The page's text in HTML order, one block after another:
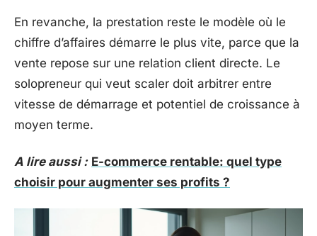
En revanche, la prestation reste le modèle où le
chiffre d’affaires démarre le plus vite, parce que la
vente repose sur une relation client directe. Le
solopreneur qui veut scaler doit arbitrer entre
vitesse de démarrage et potentiel de croissance à
moyen terme.
A lire aussi : E-commerce rentable: quel type
choisir pour augmenter ses profits ?